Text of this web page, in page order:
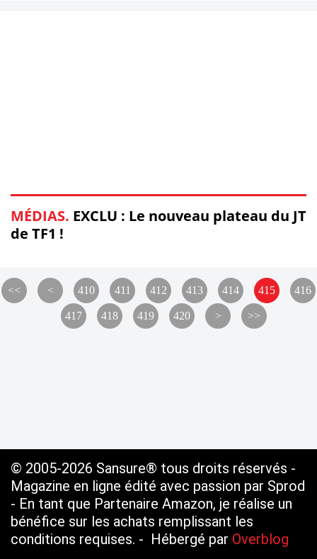
MÉDIAS. EXCLU : Le nouveau plateau du JT
de TF1 !
<< < 400
410 411 412 413 414 415
416
417
418 419 420
430
> >>
© 2005-2026 Sansure® tous droits réservés -
Magazine en ligne édité avec passion par Sprod
- En tant que Partenaire Amazon, je réalise un
bénéfice sur les achats remplissant les
conditions requises. - Hébergé par Overblog